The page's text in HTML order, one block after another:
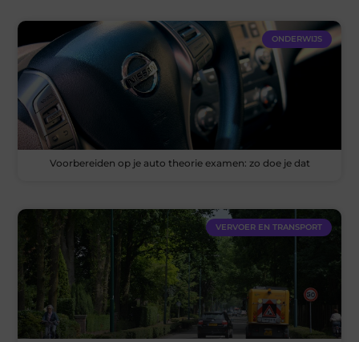
ONDERWIJS
Voorbereiden op je auto theorie examen: zo doe je dat
VERVOER EN TRANSPORT